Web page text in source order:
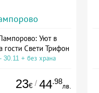
Уют в
гости Свети Трифон
30.11 + без храна
23€ / 44.98
лв.